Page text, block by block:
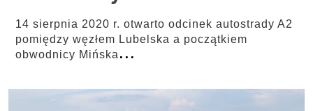
14 sierpnia 2020 r. otwarto odcinek autostrady A2
pomiędzy węzłem Lubelska a początkiem
obwodnicy Mińska...